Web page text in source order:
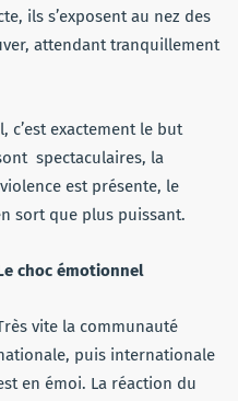
ils s’exposent au nez des
attendant tranquillement
c’est exactement le but
spectaculaires, la
est présente, le
sort que plus puissant.
choc émotionnel
vite la communauté
puis internationale
en émoi. La réaction du